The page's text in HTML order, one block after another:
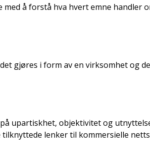
å forstå hva hvert emne handler
gjøres i form av en virksomhet og
upartiskhet, objektivitet og
lenker til kommersielle